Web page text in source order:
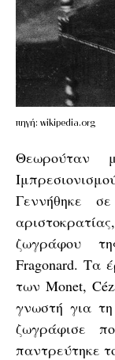
πηγή: wikipedia.org
Θεωρούταν
Γεννήθηκε
ζωγράφου
Fragonard. Τα
των Monet,
γνωστή για
ζωγράφισε
παντρεύτηκε